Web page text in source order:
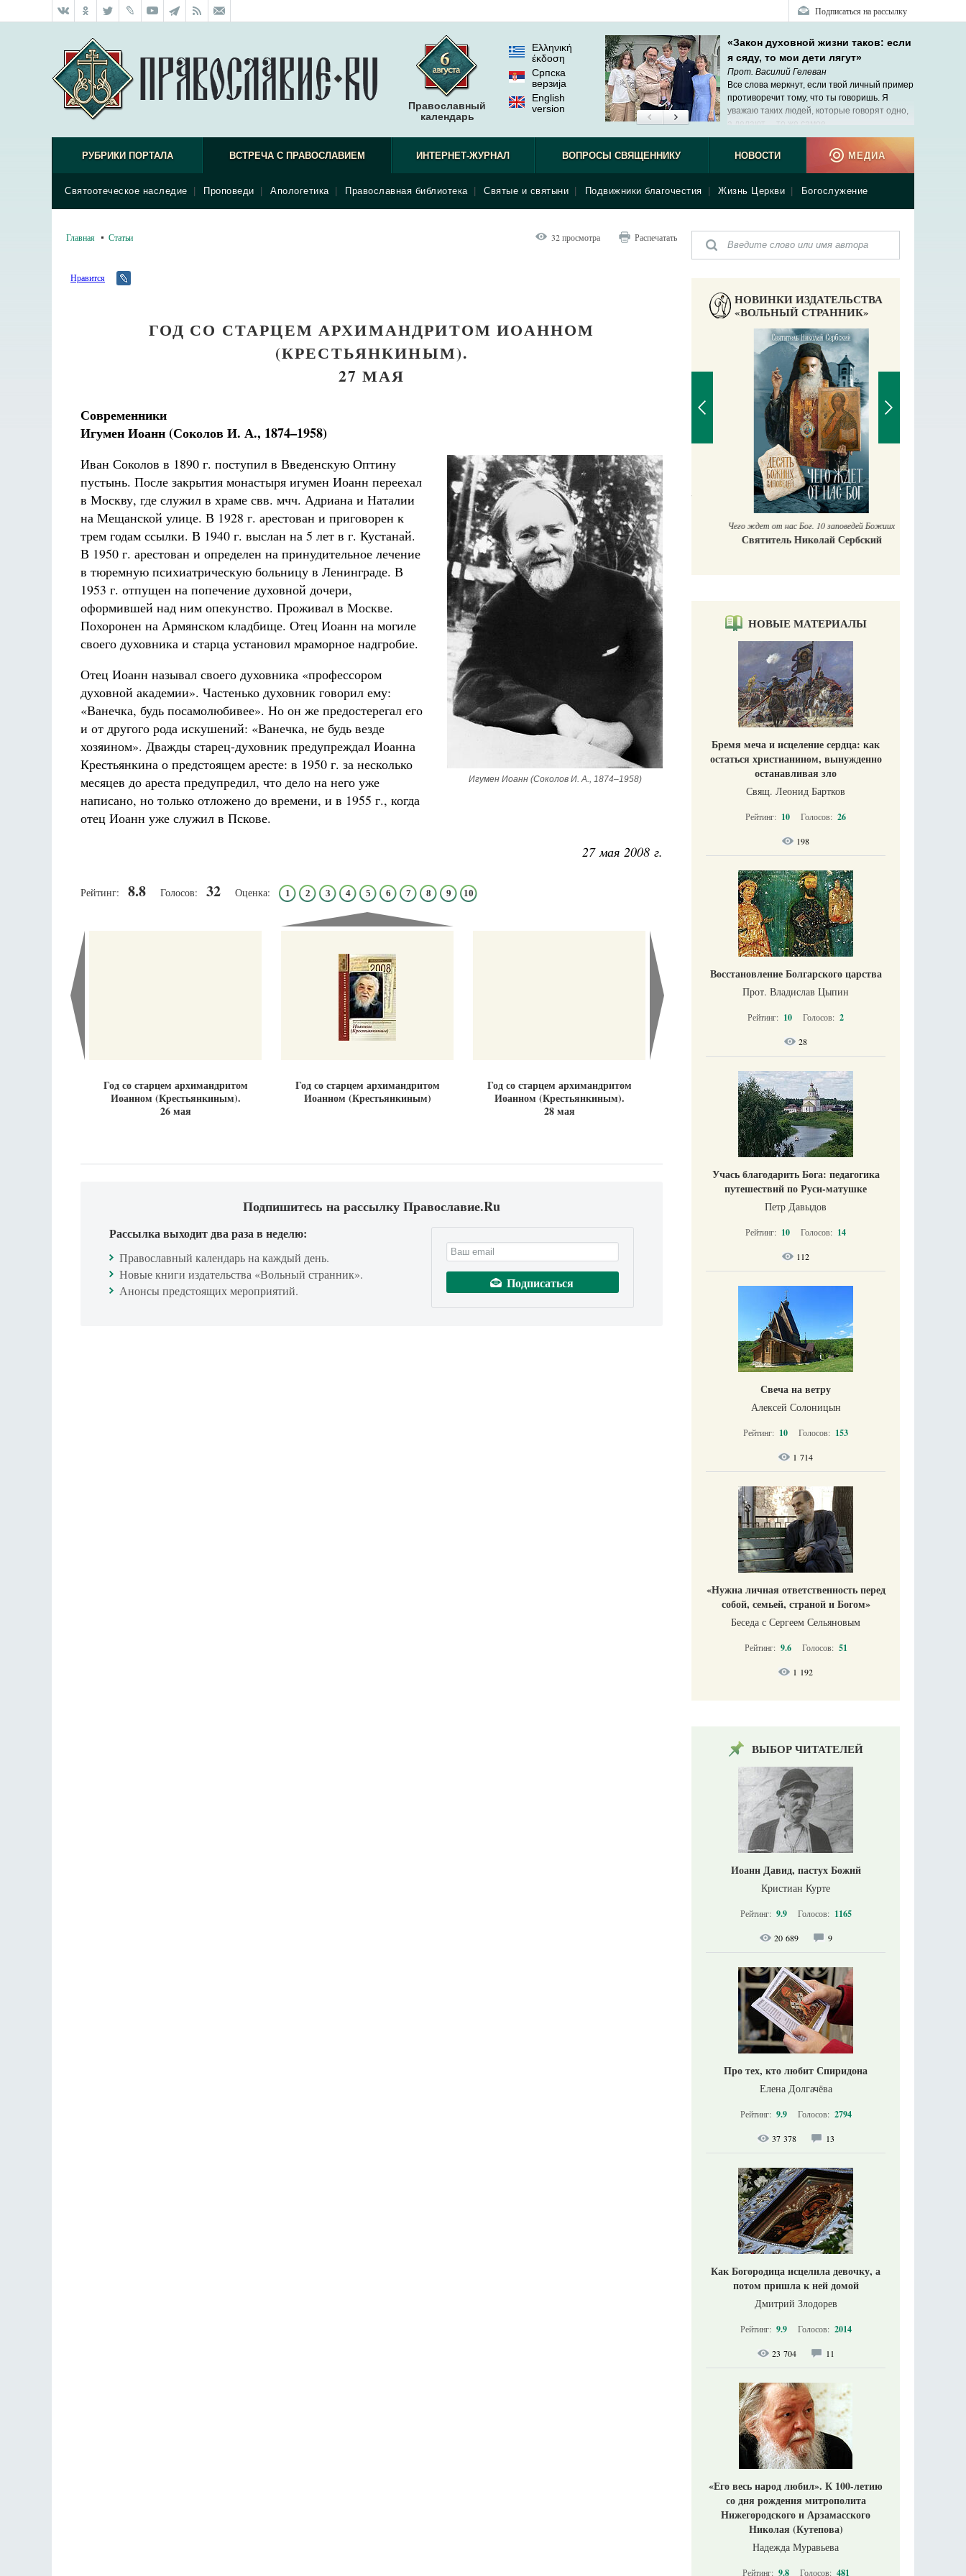
Подписаться на рассылку
Православный
календарь
Ελληνική
έκδοση
Српска
верзиjа
English
version
«Закон духовной жизни таков: если
я сяду, то мои дети лягут»
Прот. Василий Гелеван
Все слова меркнут, если твой личный пример
противоречит тому, что ты говоришь. Я
уважаю таких людей, которые говорят одно,
а делают… то же самое.
РУБРИКИ ПОРТАЛА ВСТРЕЧА С ПРАВОСЛАВИЕМ
Святоотеческое наследие Проповеди Апологетика Православная библиотека Святые и святыни Подвижники благочестия Жизнь Церкви Богослужение
ИНТЕРНЕТ-ЖУРНАЛ ВОПРОСЫ СВЯЩЕННИКУ НОВОСТИ МЕДИА
Главная Статьи 32 просмотра Распечатать
Нравится
ГОД СО СТАРЦЕМ АРХИМАНДРИТОМ ИОАННОМ
(КРЕСТЬЯНКИНЫМ).
27 МАЯ
Современники
Игумен Иоанн (Соколов И. А., 1874–1958)
Игумен Иоанн (Соколов И. А., 1874–1958)
Иван Соколов в 1890 г. поступил в Введенскую Оптину
пустынь. После закрытия монастыря игумен Иоанн переехал
в Москву, где служил в храме свв. мчч. Адриана и Наталии
на Мещанской улице. В 1928 г. арестован и приговорен к
трем годам ссылки. В 1940 г. выслан на 5 лет в г. Кустанай.
В 1950 г. арестован и определен на принудительное лечение
в тюремную психиатрическую больницу в Ленинграде. В
1953 г. отпущен на попечение духовной дочери,
оформившей над ним опекунство. Проживал в Москве.
Похоронен на Армянском кладбище. Отец Иоанн на могиле
своего духовника и старца установил мраморное надгробие.
Отец Иоанн называл своего духовника «профессором
духовной академии». Частенько духовник говорил ему:
«Ванечка, будь посамолюбивее». Но он же предостерегал его
и от другого рода искушений: «Ванечка, не будь везде
хозяином». Дважды старец-духовник предупреждал Иоанна
Крестьянкина о предстоящем аресте: в 1950 г. за несколько
месяцев до ареста предупредил, что дело на него уже
написано, но только отложено до времени, и в 1955 г., когда
отец Иоанн уже служил в Пскове.
27 мая 2008 г.
Рейтинг: 8.8 Голосов: 32 Оценка: 1 2 3 4 5 6 7 8 9 10
Год со старцем архимандритом
Иоанном (Крестьянкиным).
26 мая
Год со старцем архимандритом
Иоанном (Крестьянкиным)
Год со старцем архимандритом
Иоанном (Крестьянкиным).
28 мая
Подпишитесь на рассылку Православие.Ru
Рассылка выходит два раза в неделю:
Православный календарь на каждый день.
Новые книги издательства «Вольный странник».
Анонсы предстоящих мероприятий.
НОВИНКИ ИЗДАТЕЛЬСТВА
«ВОЛЬНЫЙ СТРАННИК»
Разлуки не будет
Фредерика де Грааф Как найти своё место в жизни
Кирилл Мурышев
Великомученик Георгий Победоносец. Научись у
святого
Роман Котов Чего ждет от нас Бог. 10 заповедей Божиих
Святитель Николай Сербский
НОВЫЕ МАТЕРИАЛЫ
Бремя меча и исцеление сердца: как
остаться христианином, вынужденно
останавливая зло
Свящ. Леонид Бартков
Рейтинг: 10 Голосов: 26
198
Восстановление Болгарского царства
Прот. Владислав Цыпин
Рейтинг: 10 Голосов: 2
28
Учась благодарить Бога: педагогика
путешествий по Руси-матушке
Петр Давыдов
Рейтинг: 10 Голосов: 14
112
Свеча на ветру
Алексей Солоницын
Рейтинг: 10 Голосов: 153
1 714
«Нужна личная ответственность перед
собой, семьей, страной и Богом»
Беседа с Сергеем Сельяновым
Рейтинг: 9.6 Голосов: 51
1 192
ВЫБОР ЧИТАТЕЛЕЙ
Иоанн Давид, пастух Божий
Кристиан Курте
Рейтинг: 9.9 Голосов: 1165
20 689 9
Про тех, кто любит Спиридона
Елена Долгачёва
Рейтинг: 9.9 Голосов: 2794
37 378 13
Как Богородица исцелила девочку, а
потом пришла к ней домой
Дмитрий Злодорев
Рейтинг: 9.9 Голосов: 2014
23 704 11
«Его весь народ любил». К 100-летию
со дня рождения митрополита
Нижегородского и Арзамасского
Николая (Кутепова)
Надежда Муравьева
Рейтинг: 9.8 Голосов: 481